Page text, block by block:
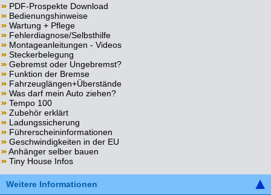
PDF-Prospekte Download
Bedienungshinweise
Wartung + Pflege
Fehlerdiagnose/Selbsthilfe
Montageanleitungen - Videos
Steckerbelegung
Gebremst oder Ungebremst?
Funktion der Bremse
Fahrzeuglängen+Überstände
Was darf mein Auto ziehen?
Tempo 100
Zubehör erklärt
Ladungssicherung
Führerscheininformationen
Geschwindigkeiten in der EU
Anhänger selber bauen
Tiny House Infos
Weitere Informationen